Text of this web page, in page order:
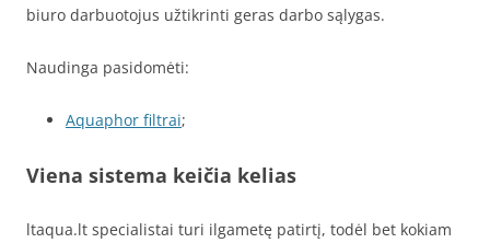
biuro darbuotojus užtikrinti geras darbo sąlygas.
Naudinga pasidomėti:
Aquaphor filtrai;
Viena sistema keičia kelias
ltaqua.lt specialistai turi ilgametę patirtį, todėl bet kokiam